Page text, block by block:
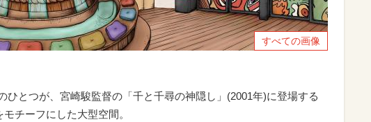
すべての画像
ひとつが、宮崎駿監督の「千と千尋の神隠し」(2001年)に登場する
チーフにした大型空間。